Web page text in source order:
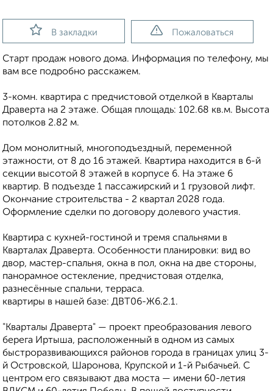
В закладки Пожаловаться
Старт продаж нового дома. Информация по телефону, мы
вам все подробно расскажем.
3-комн. квартира с предчистовой отделкой в Кварталы
Драверта на 2 этаже. Общая площадь: 102.68 кв.м. Высота
потолков 2.82 м.
Дом монолитный, многоподъездный, переменной
этажности, от 8 до 16 этажей. Квартира находится в 6-й
секции высотой 8 этажей в корпусе 6. На этаже 6
квартир. В подъезде 1 пассажирский и 1 грузовой лифт.
Окончание строительства - 2 квартал 2028 года.
Оформление сделки по договору долевого участия.
Квартира с кухней-гостиной и тремя спальнями в
Кварталах Драверта. Особенности планировки: вид во
двор, мастер-спальня, окна в пол, окна на две стороны,
панорамное остекление, предчистовая отделка,
разнесённые спальни, терраса.
квартиры в нашей базе: ДВТ06-Ж6.2.1.
"Кварталы Драверта" — проект преобразования левого
берега Иртыша, расположенный в одном из самых
быстроразвивающихся районов города в границах улиц 3-
й Островской, Шаронова, Крупской и 1-й Рыбачьей. С
центром его связывают два моста — имени 60-летия